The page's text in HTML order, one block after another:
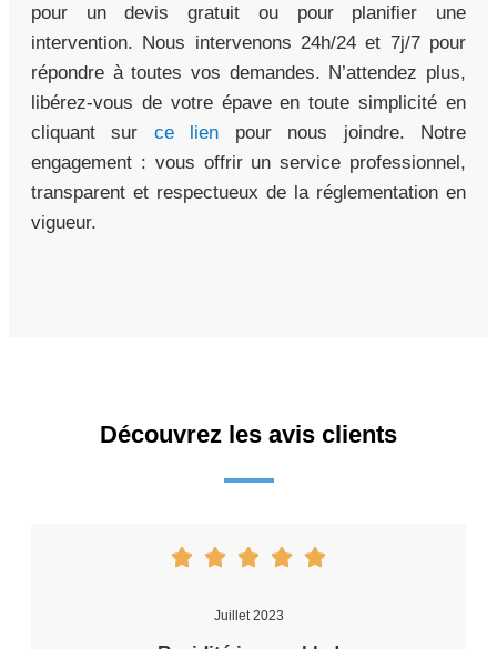
pour un devis gratuit ou pour planifier une
intervention. Nous intervenons 24h/24 et 7j/7 pour
répondre à toutes vos demandes. N’attendez plus,
libérez-vous de votre épave en toute simplicité en
cliquant sur ce lien pour nous joindre. Notre
engagement : vous offrir un service professionnel,
transparent et respectueux de la réglementation en
vigueur.
Découvrez les avis clients
Juillet 2023